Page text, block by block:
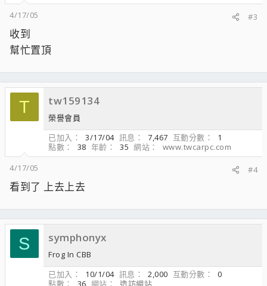
4/17/05
#3
收到
幫忙置頂
T tw159134
榮譽會員
已加入
3/17/04 訊息 7,467 互動分數
1
點數
38 年齡 35 網站
www.twcarpc.com
4/17/05
#4
看到了 上去上去
S symphonyx
Frog In CBB
已加入
10/1/04 訊息 2,000 互動分數
0
點數
36 網站 造訪網站